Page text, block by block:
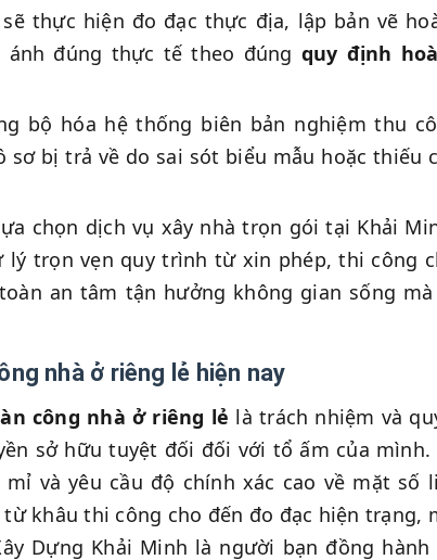
thực hiện đo đạc thực địa, lập bản vẽ
ánh đúng thực tế theo đúng quy định
bộ hóa hệ thống biên bản nghiệm thu
bị trả về do sai sót biểu mẫu hoặc thiếu
chọn dịch vụ xây nhà trọn gói tại Khải
lý trọn vẹn quy trình từ xin phép, thi công
an tâm tận hưởng không gian sống
nhà ở riêng lẻ hiện nay
công nhà ở riêng lẻ là trách nhiệm và
sở hữu tuyệt đối đối với tổ ấm của mình.
và yêu cầu độ chính xác cao về mặt số
khâu thi công cho đến đo đạc hiện trạng,
Dựng Khải Minh là người bạn đồng